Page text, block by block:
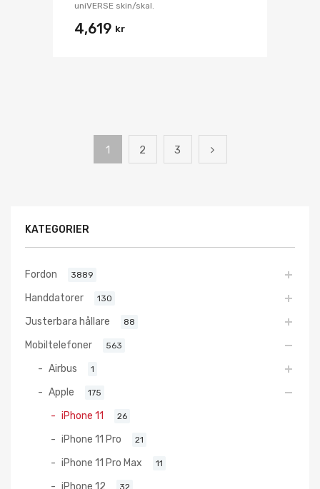
uniVERSE skin/skal.
4,619 kr
1 2 3
KATEGORIER
Fordon 3889
Handdatorer 130
Justerbara hållare 88
Mobiltelefoner 563
Airbus 1
Apple 175
iPhone 11 26
iPhone 11 Pro 21
iPhone 11 Pro Max 11
iPhone 12 32